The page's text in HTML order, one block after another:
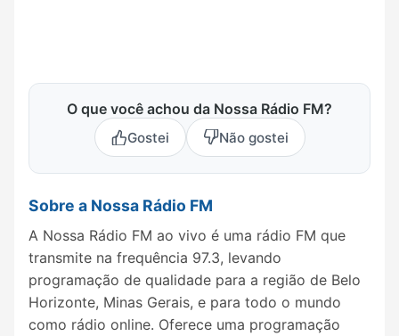
O que você achou da Nossa Rádio FM?
Gostei Não gostei
Sobre a Nossa Rádio FM
A Nossa Rádio FM ao vivo é uma rádio FM que
transmite na frequência 97.3, levando
programação de qualidade para a região de Belo
Horizonte, Minas Gerais, e para todo o mundo
como rádio online. Oferece uma programação